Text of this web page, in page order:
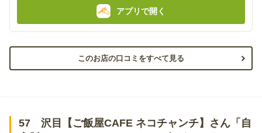
アプリで開く
このお店の口コミをすべて見る
57 沢目【ご飯屋CAFE ネコチャンチ】さん「自